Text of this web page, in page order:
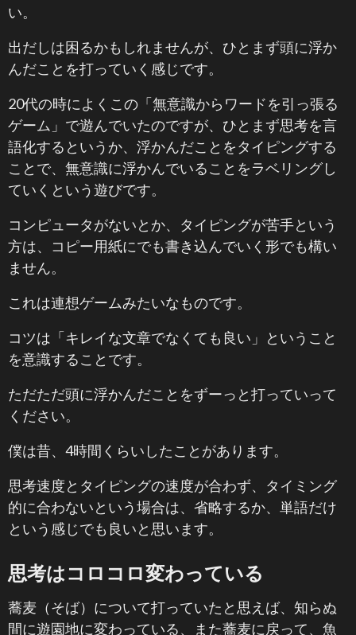
い。
出だしは困るかもしれませんが、ひとまず頭に浮か
んだことを打っていく感じです。
20代の時によくこの「無意識からワードを引っ張る
ゲーム」で遊んでいたのですが、ひとまず思考を言
語化するというか、浮かんだことをタイピングする
ことで、無意識に浮かんでいることをラベリングし
ていくという遊びです。
コンピュータがないとか、タイピングが苦手という
方は、コピー用紙にでも書き込んでいく形でも構い
ません。
これは連想ゲームみたいなものです。
コツは「キレイな文章でなくても良い」ということ
を意識することです。
ただただ頭に浮かんだことをずーっと打っていって
ください。
僕は昔、4時間くらいしたことがあります。
思考速度とタイピングの速度が合わず、タイミング
的に合わないという場合は、省略するか、単語だけ
という感じでも良いと思います。
思考はコロコロ変わっている
蕎麦（そば）について打っていたと思えば、知らぬ
間に遊園地に変わっている、また蕎麦に戻って、魚